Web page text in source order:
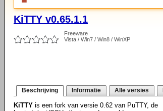
KiTTY v0.65.1.1
Freeware
Vista / Win7 / Win8 / WinXP
Beschrijving Informatie Alle versies
KiTTY is een fork van versie 0.62 van PuTTY, de